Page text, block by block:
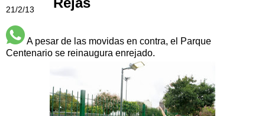
21/2/13
A pesar de las movidas en contra, el Parque
Centenario se reinaugura enrejado.